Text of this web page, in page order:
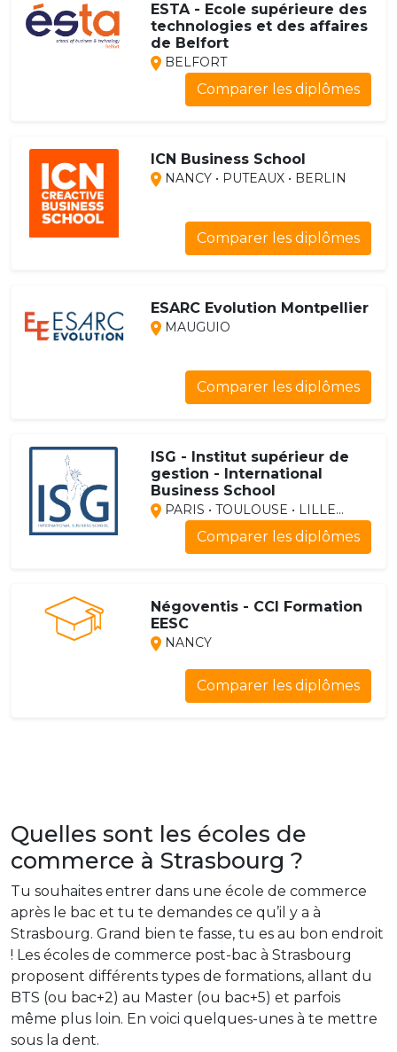
ESTA - Ecole supérieure des
technologies et des affaires
de Belfort
BELFORT
Comparer les diplômes
ICN Business School
NANCY • PUTEAUX • BERLIN
Comparer les diplômes
ESARC Evolution Montpellier
MAUGUIO
Comparer les diplômes
ISG - Institut supérieur de
gestion - International
Business School
PARIS • TOULOUSE • LILLE...
Comparer les diplômes
Négoventis - CCI Formation
EESC
NANCY
Comparer les diplômes
Quelles sont les écoles de
commerce à Strasbourg ?
Tu souhaites entrer dans une école de commerce
après le bac et tu te demandes ce qu’il y a à
Strasbourg. Grand bien te fasse, tu es au bon endroit
! Les écoles de commerce post-bac à Strasbourg
proposent différents types de formations, allant du
BTS (ou bac+2) au Master (ou bac+5) et parfois
même plus loin. En voici quelques-unes à te mettre
sous la dent.